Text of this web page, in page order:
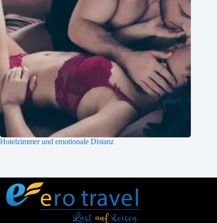
Hotelzimmer und emotionale Distanz